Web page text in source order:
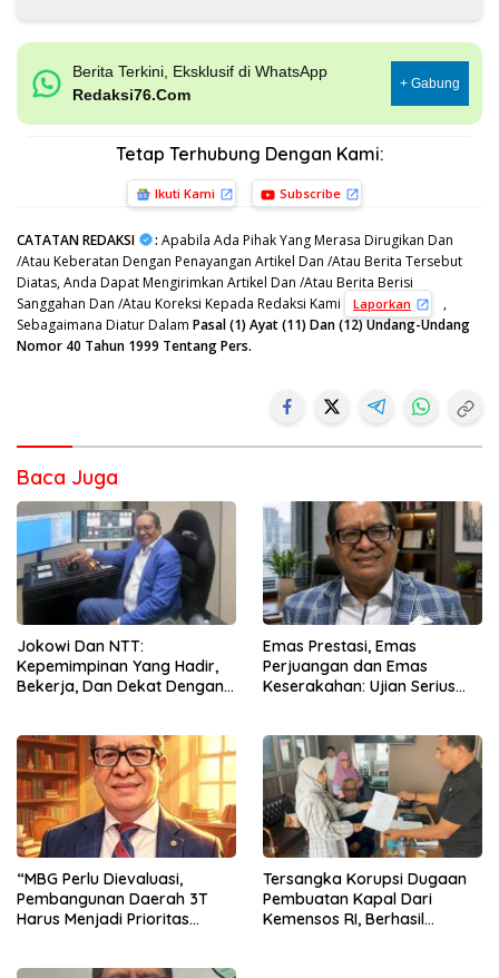
Berita Terkini, Eksklusif di WhatsApp
Redaksi76.Com
+ Gabung
Tetap Terhubung Dengan Kami:
Ikuti Kami Subscribe
CATATAN REDAKSI : Apabila Ada Pihak Yang Merasa Dirugikan Dan
/Atau Keberatan Dengan Penayangan Artikel Dan /Atau Berita Tersebut
Diatas, Anda Dapat Mengirimkan Artikel Dan /Atau Berita Berisi
Sanggahan Dan /Atau Koreksi Kepada Redaksi Kami
Laporkan
,
Sebagaimana Diatur Dalam Pasal (1) Ayat (11) Dan (12) Undang-Undang
Nomor 40 Tahun 1999 Tentang Pers.
Baca Juga
Jokowi Dan NTT:
Kepemimpinan Yang Hadir,
Bekerja, Dan Dekat Dengan
Emas Prestasi, Emas
Perjuangan dan Emas
Keserakahan: Ujian Serius
“MBG Perlu Dievaluasi,
Pembangunan Daerah 3T
Harus Menjadi Prioritas
Tersangka Korupsi Dugaan
Pembuatan Kapal Dari
Kemensos RI, Berhasil